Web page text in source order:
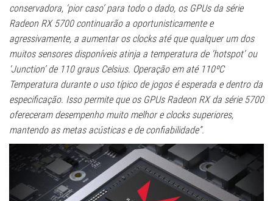
conservadora, ‘pior caso’ para todo o dado, os GPUs da série
Radeon RX 5700 continuarão a oportunisticamente e
agressivamente, a aumentar os clocks até que qualquer um dos
muitos sensores disponíveis atinja a temperatura de ‘hotspot’ ou
‘Junction’ de 110 graus Celsius. Operação em até 110ºC
Temperatura durante o uso típico de jogos é esperada e dentro da
especificação. Isso permite que os GPUs Radeon RX da série 5700
ofereceram desempenho muito melhor e clocks superiores,
mantendo as metas acústicas e de confiabilidade”.